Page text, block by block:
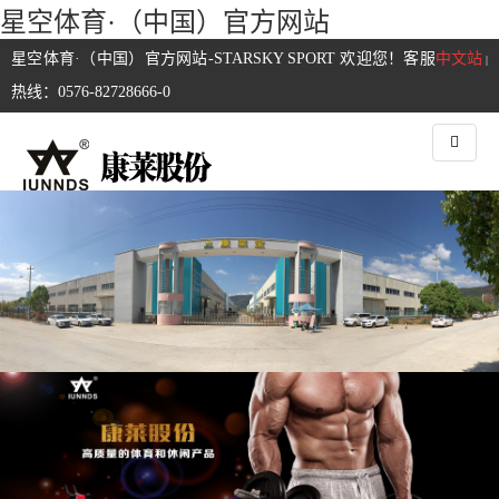
星空体育·（中国）官方网站
中文站 |
星空体育·（中国）官方网站-STARSKY SPORT 欢迎您！客服
热线：0576-82728666-0